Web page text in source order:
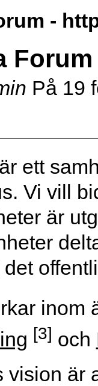
-
Forum
På 19
ett
Vi vill
är
inom
[3] och
vision är